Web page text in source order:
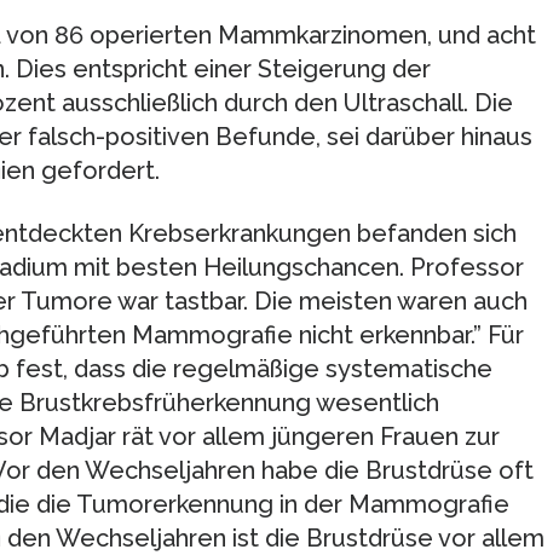
von 86 operierten Mammkarzinomen, und acht
Dies entspricht einer Steigerung der
ausschließlich durch den Ultraschall. Die
falsch-positiven Befunde, sei darüber hinaus
gefordert.
Krebserkrankungen befanden sich
mit besten Heilungschancen. Professor
Tumore war tastbar. Die meisten waren auch
Mammografie nicht erkennbar.” Für
fest, dass die regelmäßige systematische
Brustkrebsfrüherkennung wesentlich
Madjar rät vor allem jüngeren Frauen zur
den Wechseljahren habe die Brustdrüse oft
die Tumorerkennung in der Mammografie
Wechseljahren ist die Brustdrüse vor allem